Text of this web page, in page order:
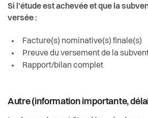
Si l'étude est achevée et que la
versée :
Facture(s) nominative(s) finale(s)
Preuve du versement de la
Rapport/bilan complet
Autre (information importante,